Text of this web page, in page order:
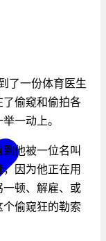
了一份体育医生
了偷窥和偷拍各
一动上。
他被一位名叫
因为他正在用
一顿、解雇、或
偷窥狂的勒索